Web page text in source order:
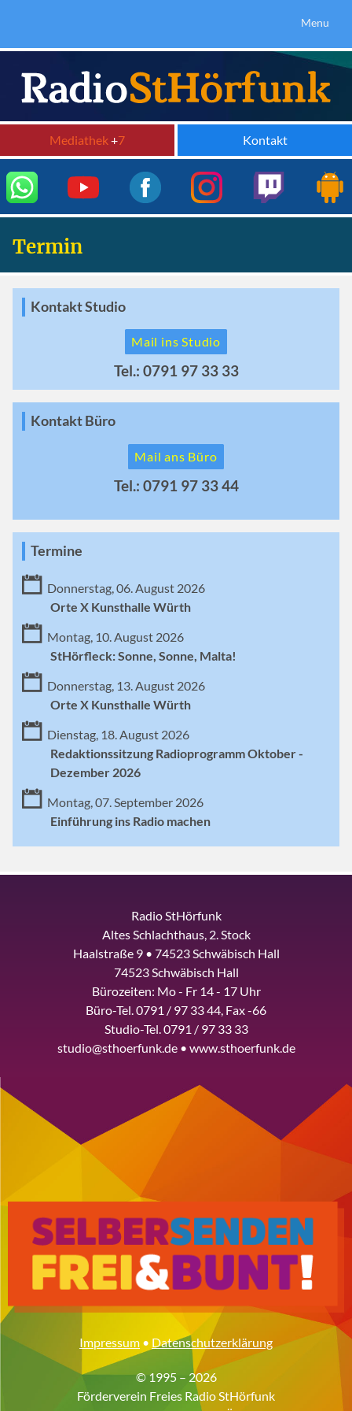
Menu
Mediathek+7 Kontakt
Termin
Kontakt Studio
Mail ins Studio
Tel.: 0791 97 33 33
Kontakt Büro
Mail ans Büro
Tel.: 0791 97 33 44
Termine
Donnerstag, 06. August 2026
Orte X Kunsthalle Würth
Montag, 10. August 2026
StHörfleck: Sonne, Sonne, Malta!
Donnerstag, 13. August 2026
Orte X Kunsthalle Würth
Dienstag, 18. August 2026
Redaktionssitzung Radioprogramm Oktober -
Dezember 2026
Montag, 07. September 2026
Einführung ins Radio machen
Radio StHörfunk
Altes Schlachthaus, 2. Stock
Haalstraße 9 • 74523 Schwäbisch Hall
74523 Schwäbisch Hall
Bürozeiten: Mo - Fr 14 - 17 Uhr
Büro-Tel. 0791 / 97 33 44, Fax -66
Studio-Tel. 0791 / 97 33 33
studio@sthoerfunk.de • www.sthoerfunk.de
Impressum • Datenschutzerklärung
© 1995 – 2026
Förderverein Freies Radio StHörfunk